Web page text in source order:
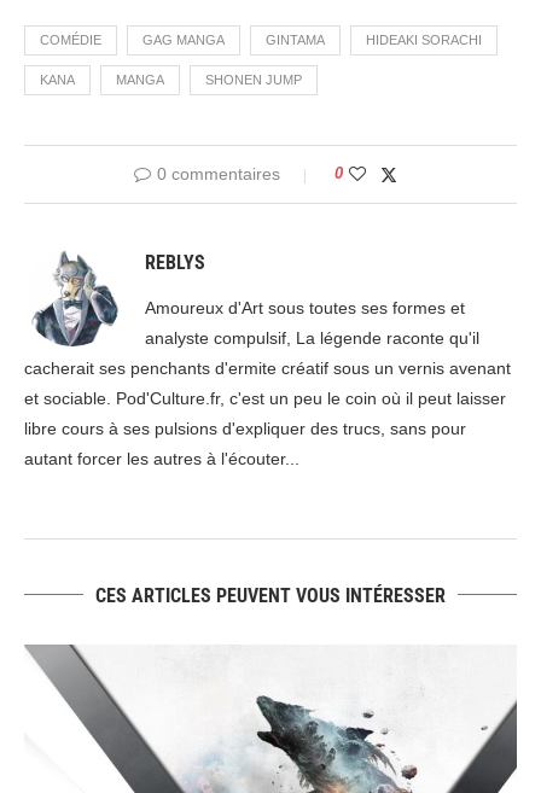
COMÉDIE GAG MANGA GINTAMA HIDEAKI SORACHI
KANA MANGA SHONEN JUMP
0 commentaires 0
REBLYS
Amoureux d'Art sous toutes ses formes et
analyste compulsif, La légende raconte qu'il
cacherait ses penchants d'ermite créatif sous un vernis avenant
et sociable. Pod'Culture.fr, c'est un peu le coin où il peut laisser
libre cours à ses pulsions d'expliquer des trucs, sans pour
autant forcer les autres à l'écouter...
CES ARTICLES PEUVENT VOUS INTÉRESSER